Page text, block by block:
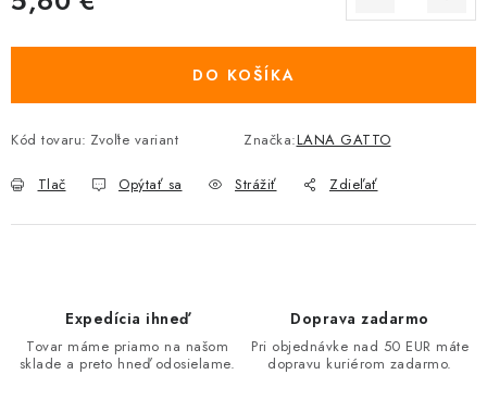
DO KOŠÍKA
Kód tovaru: Zvoľte variant Značka:LANA GATTO
Tlač Opýtať sa Strážiť Zdieľať
Expedícia ihneď
Tovar máme priamo na našom
sklade a preto hneď odosielame.
Doprava zadarmo
Pri objednávke nad 50 EUR máte
dopravu kuriérom zadarmo.